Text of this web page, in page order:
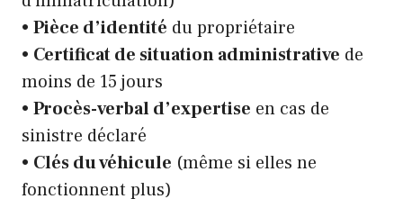
• Pièce d’identité du propriétaire
• Certificat de situation administrative de
moins de 15 jours
• Procès-verbal d’expertise en cas de
sinistre déclaré
• Clés du véhicule (même si elles ne
fonctionnent plus)